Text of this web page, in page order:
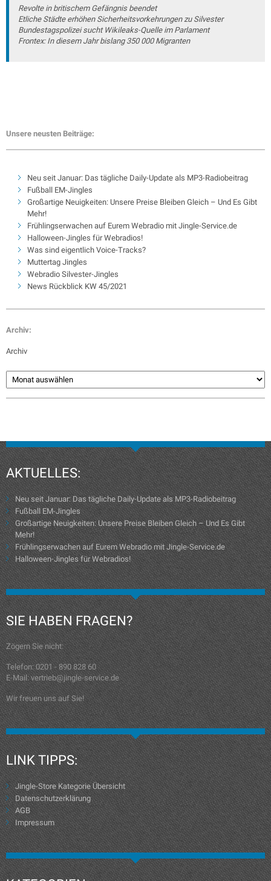
Revolte in britischem Gefängnis beendet
Etliche Städte erhöhen Sicherheitsvorkehrungen zu Silvester
Bundestagspolizei sucht Wikileaks-Quelle im Parlament
Frontex: In diesem Jahr bislang 350 000 Migranten
Unsere neusten Beiträge:
Neu seit Januar: Das tägliche Daily-Update als MP3-Radiobeitrag
Fußball EM-Jingles
Großartige Neuigkeiten: Unsere Preise Bleiben Gleich – Und Es Gibt
Mehr!
Frühlingserwachen auf Eurem Webradio mit Jingle-Service.de
Halloween-Jingles für Webradios!
Was sind eigentlich Voice-Tracks?
Muttertag Jingles
Webradio Silvester-Jingles
News Rückblick KW 45/2021
Archiv:
Archiv
AKTUELLES:
Neu seit Januar: Das tägliche Daily-Update als MP3-Radiobeitrag
Fußball EM-Jingles
Großartige Neuigkeiten: Unsere Preise Bleiben Gleich – Und Es Gibt
Mehr!
Frühlingserwachen auf Eurem Webradio mit Jingle-Service.de
Halloween-Jingles für Webradios!
SIE HABEN FRAGEN?
Zögern Sie nicht:
Telefon: 0201 - 890 828 60
E-Mail: vertrieb@jingle-service.de
Wir freuen uns auf Sie!
LINK TIPPS:
Jingle-Store Kategorie Übersicht
Datenschutzerklärung
AGB
Impressum